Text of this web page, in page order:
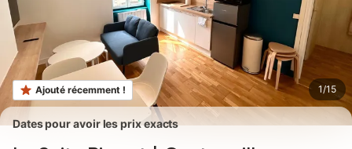
1/15
Ajouté récemment !
Dates pour avoir les prix exacts